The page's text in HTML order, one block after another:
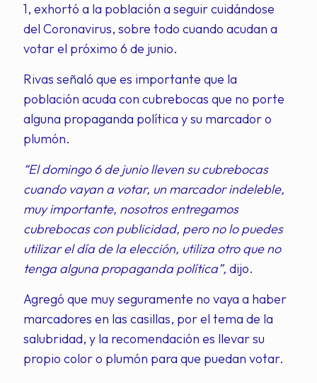
1, exhortó a la población a seguir cuidándose
del Coronavirus, sobre todo cuando acudan a
votar el próximo 6 de junio.
Rivas señaló que es importante que la
población acuda con cubrebocas que no porte
alguna propaganda política y su marcador o
plumón.
“El domingo 6 de junio lleven su cubrebocas
cuando vayan a votar, un marcador indeleble,
muy importante, nosotros entregamos
cubrebocas con publicidad, pero no lo puedes
utilizar el día de la elección, utiliza otro que no
tenga alguna propaganda política”, dijo.
Agregó que muy seguramente no vaya a haber
marcadores en las casillas, por el tema de la
salubridad, y la recomendación es llevar su
propio color o plumón para que puedan votar.